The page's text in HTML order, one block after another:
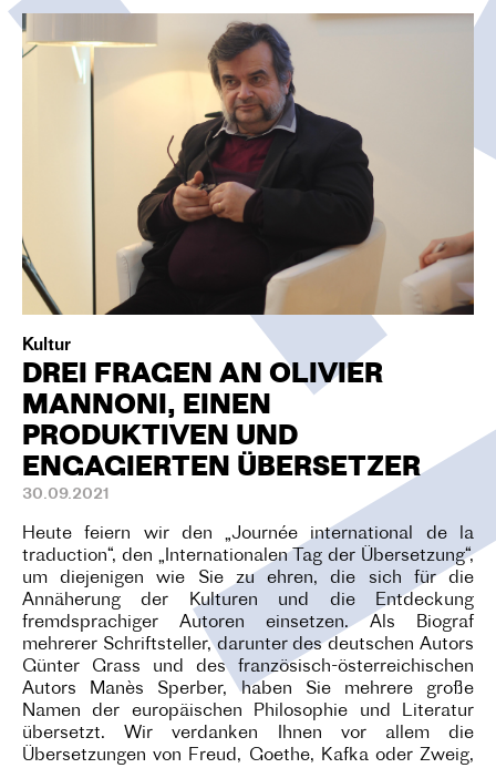
O
N
Kultur
DREI FRAGEN AN OLIVIER
MANNONI, EINEN
PRODUKTIVEN UND
ENGAGIERTEN ÜBERSETZER
30.09.2021
Heute feiern wir den „Journée international de la
traduction“, den „Internationalen Tag der Übersetzung“,
um diejenigen wie Sie zu ehren, die sich für die
Annäherung der Kulturen und die Entdeckung
fremdsprachiger Autoren einsetzen. Als Biograf
mehrerer Schriftsteller, darunter des deutschen Autors
Günter Grass und des französisch-österreichischen
Autors Manès Sperber, haben Sie mehrere große
Namen der europäischen Philosophie und Literatur
übersetzt. Wir verdanken Ihnen vor allem die
Übersetzungen von Freud, Goethe, Kafka oder Zweig,